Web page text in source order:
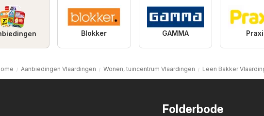
Blokker GAMMA
Aanbiedingen Vlaardingen Wonen, tuincentrum Vlaardingen Leen Bakker
Folderbode